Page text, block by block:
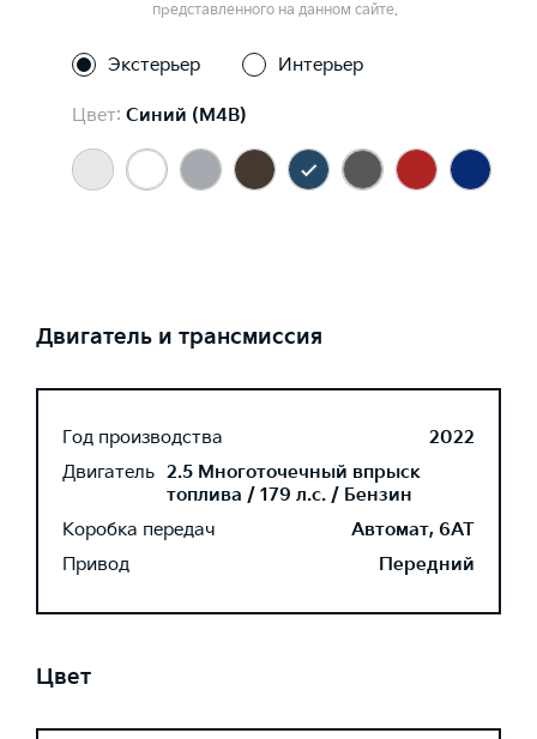
представленного на данном сайте.
Экстерьер Интерьер
Цвет: Синий (M4B)
Двигатель и трансмиссия
Год производства
2022
Двигатель 2.5 Многоточечный впрыск
топлива / 179 л.с. / Бензин
Коробка передач
Автомат, 6AT
Привод
Передний
Цвет